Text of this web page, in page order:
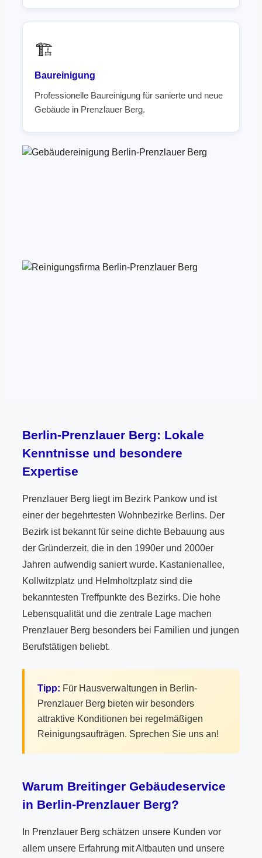
🏗️
Baureinigung
Professionelle Baureinigung für sanierte und neue
Gebäude in Prenzlauer Berg.
Berlin-Prenzlauer Berg: Lokale
Kenntnisse und besondere
Expertise
Prenzlauer Berg liegt im Bezirk Pankow und ist
einer der begehrtesten Wohnbezirke Berlins. Der
Bezirk ist bekannt für seine dichte Bebauung aus
der Gründerzeit, die in den 1990er und 2000er
Jahren aufwendig saniert wurde. Kastanienallee,
Kollwitzplatz und Helmholtzplatz sind die
bekanntesten Treffpunkte des Bezirks. Die hohe
Lebensqualität und die zentrale Lage machen
Prenzlauer Berg besonders bei Familien und jungen
Berufstätigen beliebt.
Tipp: Für Hausverwaltungen in Berlin-
Prenzlauer Berg bieten wir besonders
attraktive Konditionen bei regelmäßigen
Reinigungsaufträgen. Sprechen Sie uns an!
Warum Breitinger Gebäudeservice
in Berlin-Prenzlauer Berg?
In Prenzlauer Berg schätzen unsere Kunden vor
allem unsere Erfahrung mit Altbauten und unsere